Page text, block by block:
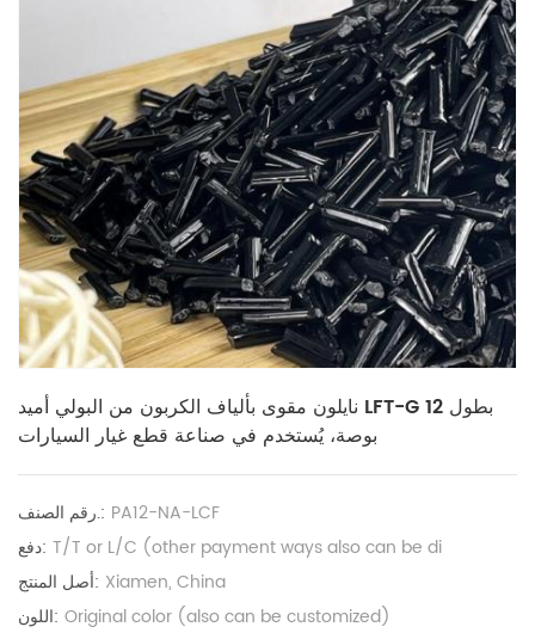
نايلون مقوى بألياف الكربون من البولي أميد LFT-G بطول 12
بوصة، يُستخدم في صناعة قطع غيار السيارات
رقم الصنف.: PA12-NA-LCF
دفع: T/T or L/C (other payment ways also can be di
أصل المنتج: Xiamen, China
اللون: Original color (also can be customized)